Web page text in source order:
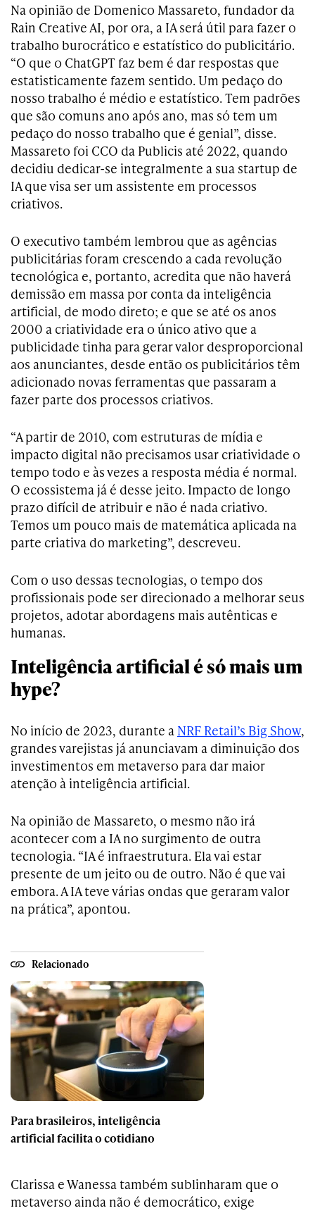
Na opinião de Domenico Massareto, fundador da
Rain Creative AI, por ora, a IA será útil para fazer o
trabalho burocrático e estatístico do publicitário.
“O que o ChatGPT faz bem é dar respostas que
estatisticamente fazem sentido. Um pedaço do
nosso trabalho é médio e estatístico. Tem padrões
que são comuns ano após ano, mas só tem um
pedaço do nosso trabalho que é genial”, disse.
Massareto foi CCO da Publicis até 2022, quando
decidiu dedicar-se integralmente a sua startup de
IA que visa ser um assistente em processos
criativos.
O executivo também lembrou que as agências
publicitárias foram crescendo a cada revolução
tecnológica e, portanto, acredita que não haverá
demissão em massa por conta da inteligência
artificial, de modo direto; e que se até os anos
2000 a criatividade era o único ativo que a
publicidade tinha para gerar valor desproporcional
aos anunciantes, desde então os publicitários têm
adicionado novas ferramentas que passaram a
fazer parte dos processos criativos.
“A partir de 2010, com estruturas de mídia e
impacto digital não precisamos usar criatividade o
tempo todo e às vezes a resposta média é normal.
O ecossistema já é desse jeito. Impacto de longo
prazo difícil de atribuir e não é nada criativo.
Temos um pouco mais de matemática aplicada na
parte criativa do marketing”, descreveu.
Com o uso dessas tecnologias, o tempo dos
profissionais pode ser direcionado a melhorar seus
projetos, adotar abordagens mais autênticas e
humanas.
Inteligência artificial é só mais um
hype?
No início de 2023, durante a NRF Retail’s Big Show,
grandes varejistas já anunciavam a diminuição dos
investimentos em metaverso para dar maior
atenção à inteligência artificial.
Na opinião de Massareto, o mesmo não irá
acontecer com a IA no surgimento de outra
tecnologia. “IA é infraestrutura. Ela vai estar
presente de um jeito ou de outro. Não é que vai
embora. A IA teve várias ondas que geraram valor
na prática”, apontou.
Relacionado
Para brasileiros, inteligência
artificial facilita o cotidiano
Clarissa e Wanessa também sublinharam que o
metaverso ainda não é democrático, exige